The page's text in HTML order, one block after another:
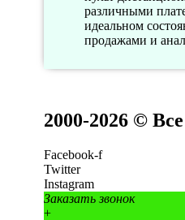
различными
идеальном
продажами и
2000-2026 ©
Facebook-f
Twitter
Instagram
Заказать звонок
+